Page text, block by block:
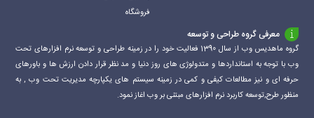
فروشگاه
معرفی گروه طراحی و توسعه
گروه ماهدیس وب از سال 1390 فعالیت خود را در زمینه طراحی و توسعه نرم افزارهای تحت
وب با توجه به استانداردها و متدولوژی های روز دنیا و مد نظر قرار دادن ارزش ها و باورهای
حرفه ای و نیز مطالعات کیفی و کمی در زمینه سیستم های یکپارچه مدیریت تحت وب , به
منظور طرح,توسعه کاربرد نرم افزارهای مبتنی بر وب اغاز نمود.